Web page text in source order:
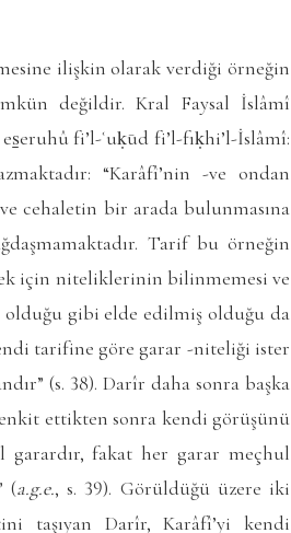
ilişkin olarak verdiği örneğin
değildir. Kral Faysal İslâmî
fi’l-ʿuḳūd fi’l-fıḳhi’l-İslâmî:
“Karâfî’nin -ve ondan
cehaletin bir arada bulunmasına
Tarif bu örneğin
için niteliklerinin bilinmemesi ve
gibi elde edilmiş olduğu da
tarifine göre garar -niteliği ister
(s. 38). Darîr daha sonra başka
ettikten sonra kendi görüşünü
garardır, fakat her garar meçhul
(a.g.e., s. 39). Görüldüğü üzere iki
taşıyan Darîr, Karâfî’yi kendi